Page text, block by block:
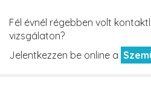
Fél évnél régebben volt
vizsgálaton?
Jelentkezzen be online a